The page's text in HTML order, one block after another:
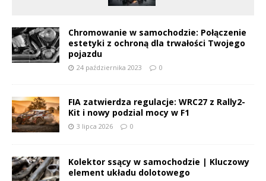
Chromowanie w samochodzie: Połączenie
estetyki z ochroną dla trwałości Twojego
pojazdu
24 października 2023 0
FIA zatwierdza regulacje: WRC27 z Rally2-
Kit i nowy podzial mocy w F1
3 lipca 2026 0
Kolektor ssący w samochodzie | Kluczowy
element układu dolotowego